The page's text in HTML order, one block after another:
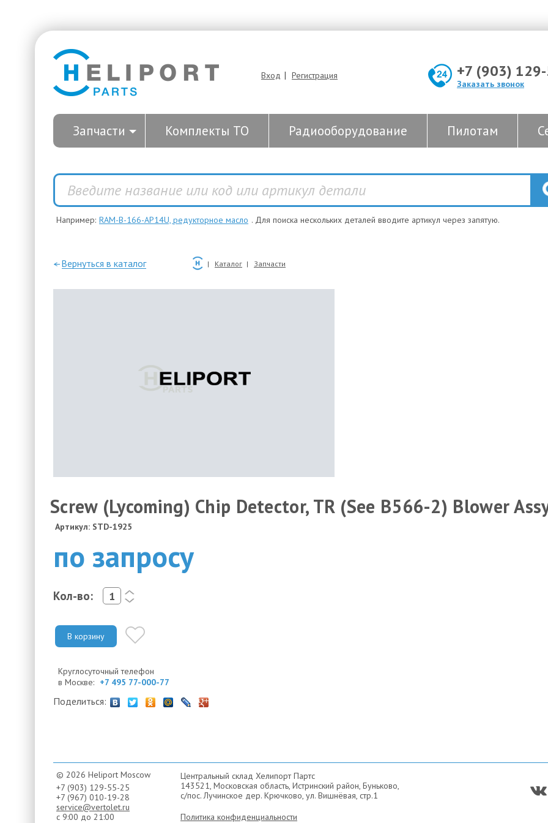
Вход | Регистрация +7 (903)
Заказать звонок
Запчасти Комплекты ТО Радиооборудование Пилотам
Например: RAM-B-166-AP14U, редукторное масло . Для поиска нескольких деталей вводите артикул через запятую.
—Вернуться в каталог Каталог Запчасти
Screw (Lycoming) Chip Detector, TR (See B566-2) Blower
Артикул: STD-1925
по запросу
Кол-во:
<
>
В корзину
Круглосуточный телефон
в Москве: +7 495 77-000-77
Поделиться:
© 2026 Heliport Moscow
+7 (903) 129-55-25
+7 (967) 010-19-28
service@vertolet.ru
с 9:00 до 21:00
Центральный склад Хелипорт Партс
143521, Московская область, Истринский район, Буньково,
с/пос. Лучинское дер. Крючково, ул. Вишнёвая, стр.1
Политика конфиденциальности